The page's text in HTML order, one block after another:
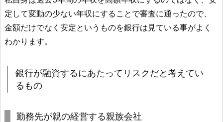
定して変動の少ない年収にすることで審査に通ったので、
金額だけでなく安定というものを銀行は見ている事がよく
わかります。
銀行が融資するにあたってリスクだと考えてい
るもの
勤務先が親の経営する親族会社